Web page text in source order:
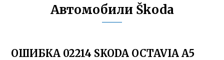
Автомобили Škoda
ОШИБКА 02214 SKODA OCTAVIA A5